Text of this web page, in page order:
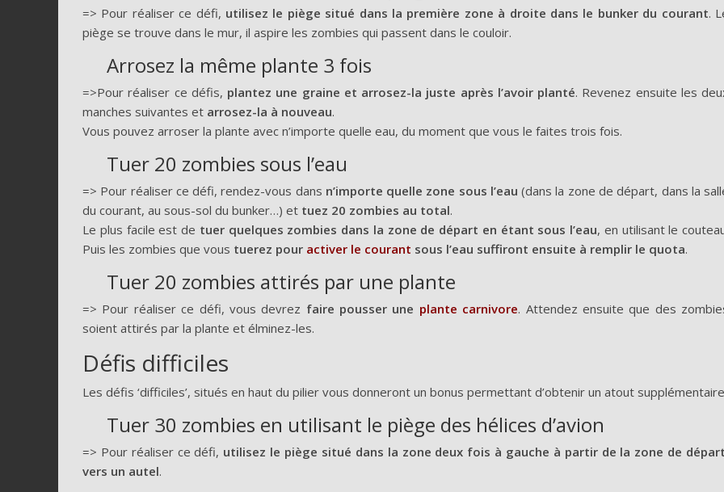
=> Pour réaliser ce défi, utilisez le piège situé dans la première zone à droite dans le bunker du courant.
piège se trouve dans le mur, il aspire les zombies qui passent dans le couloir.
Arrosez la même plante 3 fois
=>Pour réaliser ce défis, plantez une graine et arrosez-la juste après l’avoir planté. Revenez ensuite les
manches suivantes et arrosez-la à nouveau.
Vous pouvez arroser la plante avec n’importe quelle eau, du moment que vous le faites trois fois.
Tuer 20 zombies sous l’eau
=> Pour réaliser ce défi, rendez-vous dans n’importe quelle zone sous l’eau (dans la zone de départ, dans la
du courant, au sous-sol du bunker…) et tuez 20 zombies au total.
Le plus facile est de tuer quelques zombies dans la zone de départ en étant sous l’eau, en utilisant le
Puis les zombies que vous tuerez pour activer le courant sous l’eau suffiront ensuite à remplir le quota.
Tuer 20 zombies attirés par une plante
=> Pour réaliser ce défi, vous devrez faire pousser une plante carnivore. Attendez ensuite que des
soient attirés par la plante et élminez-les.
Défis difficiles
Les défis ‘difficiles’, situés en haut du pilier vous donneront un bonus permettant d’obtenir un atout
Tuer 30 zombies en utilisant le piège des hélices d’avion
=> Pour réaliser ce défi, utilisez le piège situé dans la zone deux fois à gauche à partir de la zone de
vers un autel.